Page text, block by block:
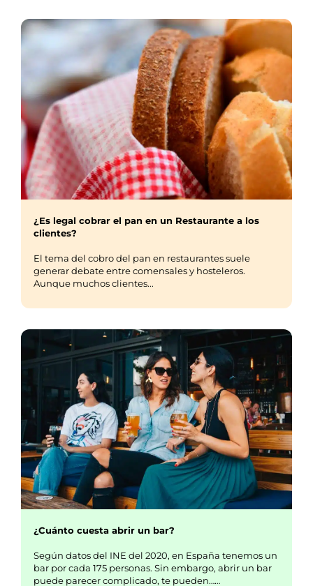
¿Es legal cobrar el pan en un Restaurante a los
clientes?
El tema del cobro del pan en restaurantes suele
generar debate entre comensales y hosteleros.
Aunque muchos clientes...
¿Cuánto cuesta abrir un bar?
Según datos del INE del 2020, en España tenemos un
bar por cada 175 personas. Sin embargo, abrir un bar
puede parecer complicado, te pueden……